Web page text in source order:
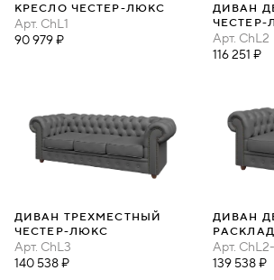
КРЕСЛО ЧЕСТЕР-ЛЮКС
Арт. ChL1
90 979 ₽
ДИВАН
ЧЕСТЕР-
Арт. ChL2
116 251 ₽
ДИВАН ТРЕХМЕСТНЫЙ
ЧЕСТЕР-ЛЮКС
Арт. ChL3
140 538 ₽
ДИВАН
ЛЮКС
Арт.
139 538 ₽